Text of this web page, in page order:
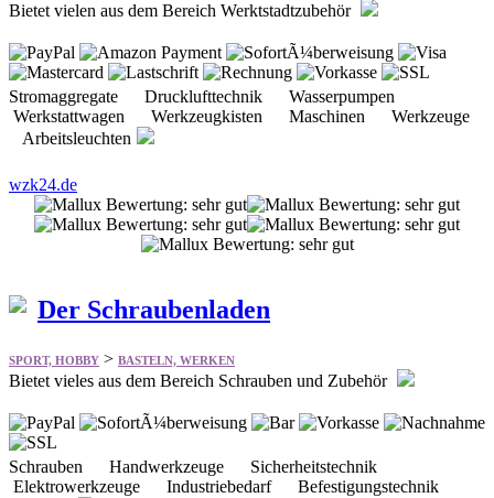
Bietet vielen aus dem Bereich Werktstadtzubehör
Stromaggregate Drucklufttechnik Wasserpumpen
Werkstattwagen Werkzeugkisten Maschinen Werkzeuge
Arbeitsleuchten
wzk24.de
Der Schraubenladen
SPORT, HOBBY > BASTELN, WERKEN
Bietet vieles aus dem Bereich Schrauben und Zubehör
Schrauben Handwerkzeuge Sicherheitstechnik
Elektrowerkzeuge Industriebedarf Befestigungstechnik